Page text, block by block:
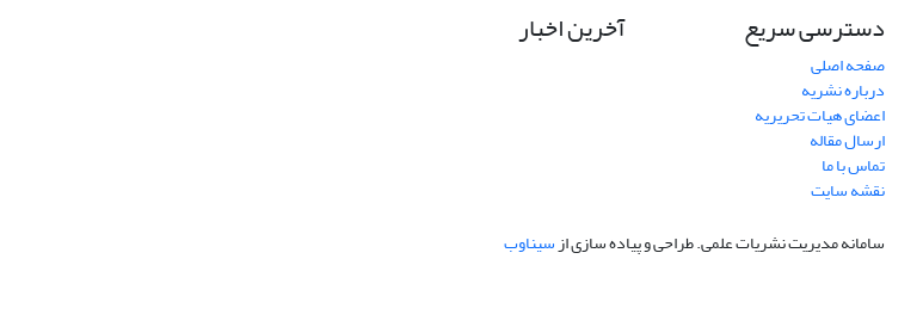
دسترسی سریع
صفحه اصلی
درباره نشریه
اعضای هیات تحریریه
ارسال مقاله
تماس با ما
نقشه سایت
آخرین اخبار
سامانه مدیریت نشریات علمی.طراحی و پیاده سازی ازسیناوب